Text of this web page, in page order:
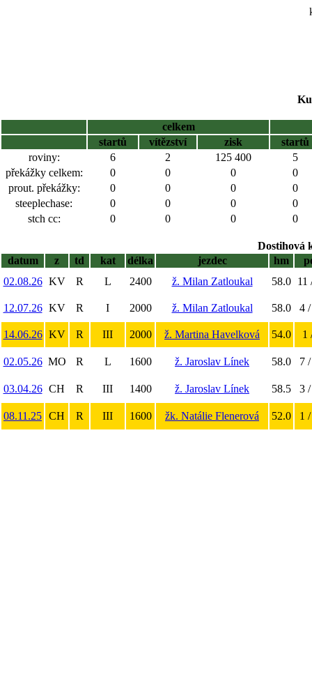
celkem
startů
vítězství zisk
startů
roviny:
6 2 125 400
5
překážky celkem:
0 0 0
0
prout. překážky:
0 0 0
0
steeplechase:
0 0 0
0
stch cc:
0 0 0 0
Dostihová
datum
z td kat délka jezdec hm
02.08.26 KV R L 2400 ž. Milan Zatloukal 58.0 11
12.07.26 KV R I 2000 ž. Milan Zatloukal 58.0 4
14.06.26 KV R III 2000 ž. Martina Havelková 54.0 1
02.05.26 MO R L 1600 ž. Jaroslav Línek 58.0 7
03.04.26 CH R III 1400 ž. Jaroslav Línek 58.5 3
08.11.25 CH R III 1600 žk. Natálie Flenerová 52.0 1